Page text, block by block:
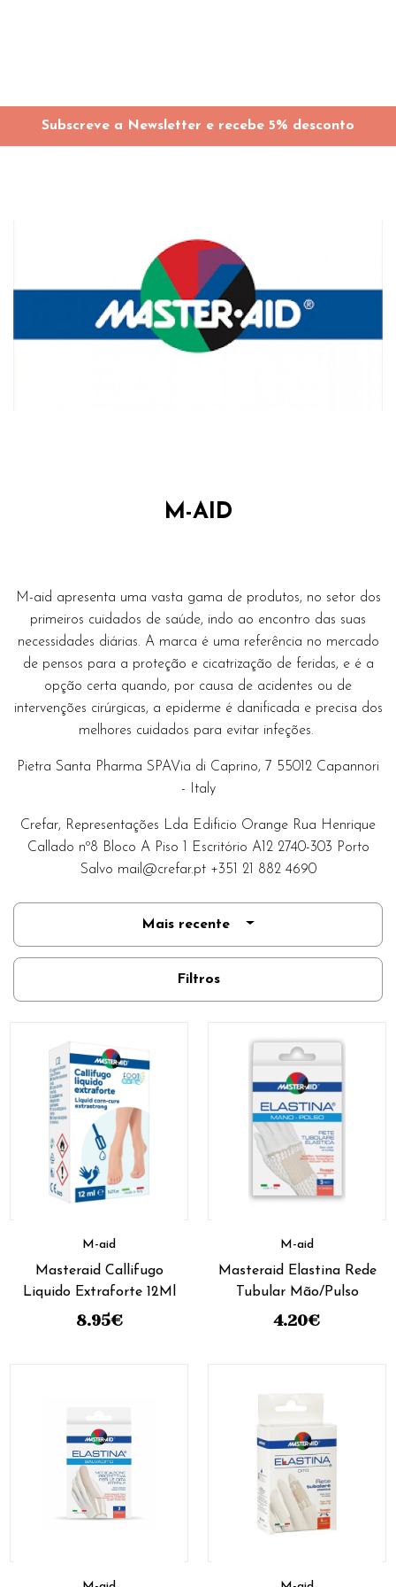
Subscreve a Newsletter e recebe 5% desconto
M-AID
M-aid apresenta uma vasta gama de produtos, no setor dos
primeiros cuidados de saúde, indo ao encontro das suas
necessidades diárias. A marca é uma referência no mercado
de pensos para a proteção e cicatrização de feridas, e é a
opção certa quando, por causa de acidentes ou de
intervenções cirúrgicas, a epiderme é danificada e precisa dos
melhores cuidados para evitar infeções.
Pietra Santa Pharma SPAVia di Caprino, 7 55012 Capannori
- Italy
Crefar, Representações Lda Edificio Orange Rua Henrique
Callado nº8 Bloco A Piso 1 Escritório A12 2740-303 Porto
Salvo mail@crefar.pt+351 21 882 4690
Mais recente
Filtros
M-aid
Masteraid Callifugo
Liquido Extraforte 12Ml
8.95€
M-aid
Masteraid Elastina Rede
Tubular Mão/Pulso
4.20€